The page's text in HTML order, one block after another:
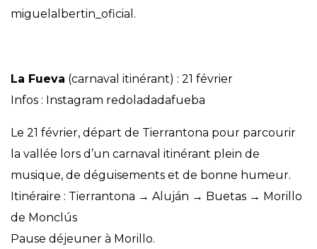
miguelalbertin_oficial.
La Fueva (carnaval itinérant) : 21 février
Infos : Instagram redoladadafueba
Le 21 février, départ de Tierrantona pour parcourir
la vallée lors d’un carnaval itinérant plein de
musique, de déguisements et de bonne humeur.
Itinéraire : Tierrantona → Aluján → Buetas → Morillo
de Monclús
Pause déjeuner à Morillo.